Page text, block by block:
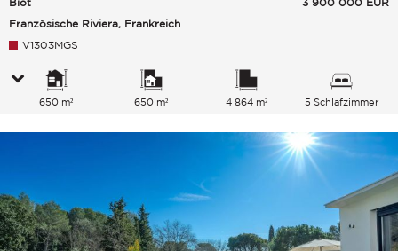
Französische Riviera, Frankreich
V1303MGS
650 m² 650 m² 4 864 m² 5 Schlafzimmer